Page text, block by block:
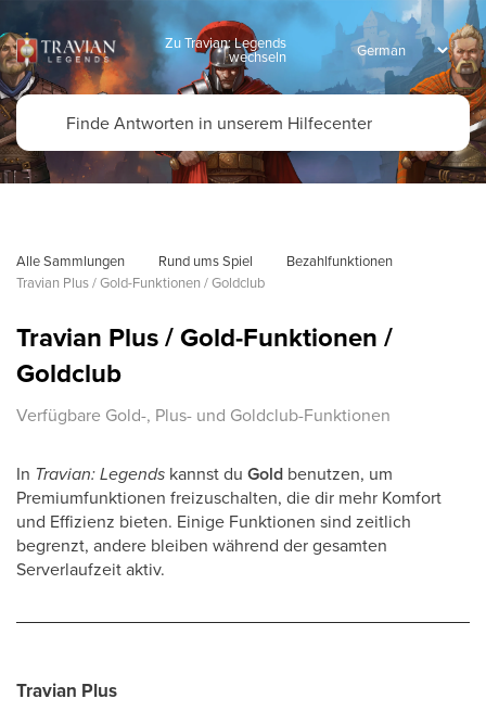
Zu Travian: Legends
wechseln
Alle Sammlungen Rund ums Spiel
Bezahlfunktionen
Travian Plus / Gold-Funktionen / Goldclub
Travian Plus / Gold-Funktionen /
Goldclub
Verfügbare Gold-, Plus- und Goldclub-Funktionen
In Travian: Legends kannst du Gold benutzen, um
Premiumfunktionen freizuschalten, die dir mehr Komfort
und Effizienz bieten. Einige Funktionen sind zeitlich
begrenzt, andere bleiben während der gesamten
Serverlaufzeit aktiv.
Travian Plus